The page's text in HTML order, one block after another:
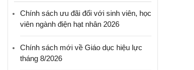
Chính sách ưu đãi đối với sinh viên, học
viên ngành điện hạt nhân 2026
Chính sách mới về Giáo dục hiệu lực
tháng 8/2026